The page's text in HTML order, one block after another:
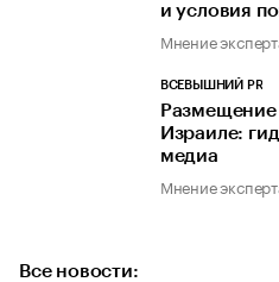
и условия
Мнение
ВСЕВЫШНИЙ PR
Размещение
Израиле:
медиа
Мнение
Все новости: